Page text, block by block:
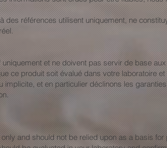
références utilisent uniquement, ne
et ne doivent pas servir de base
ce produit soit évalué dans votre laboratoire
et en particulier déclinons les
and should not be relied upon as a basis